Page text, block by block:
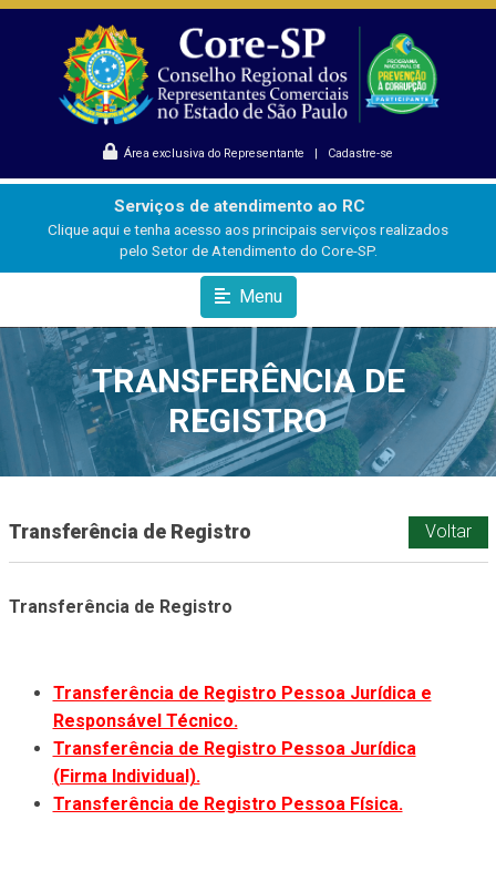
Área exclusiva do Representante | Cadastre-se
Serviços de atendimento ao RC
Clique aqui e tenha acesso aos principais serviços realizados
pelo Setor de Atendimento do Core-SP.
Menu
TRANSFERÊNCIA DE
REGISTRO
Transferência de Registro Voltar
Transferência de Registro
Transferência de Registro Pessoa Jurídica e
Responsável Técnico.
Transferência de Registro Pessoa Jurídica
(Firma Individual).
Transferência de Registro Pessoa Física.